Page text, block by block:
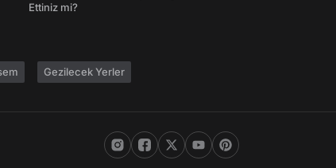
Ettiniz mi?
Gezilecek Yerler